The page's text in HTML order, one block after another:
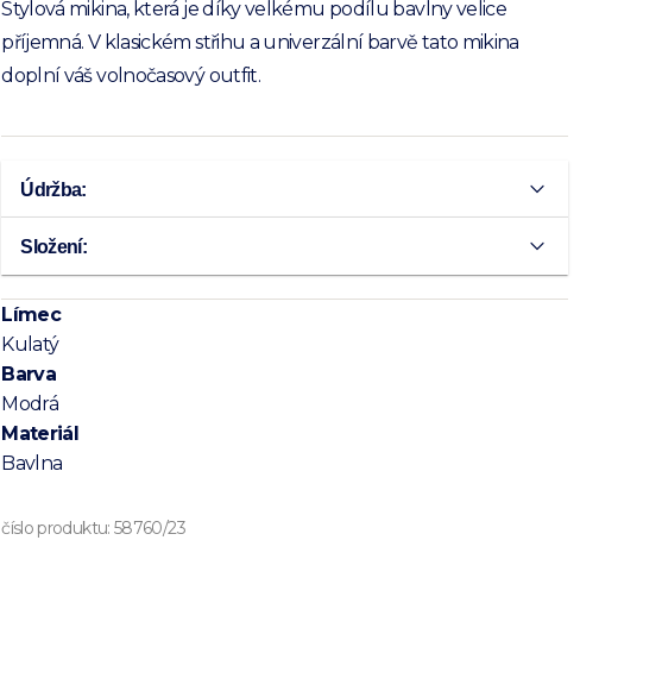
Stylová mikina, která je díky velkému podílu bavlny velice
příjemná. V klasickém střihu a univerzální barvě tato mikina
doplní váš volnočasový outfit.
Údržba:
Složení:
Límec
Kulatý
Barva
Modrá
Materiál
Bavlna
číslo produktu:58760/23